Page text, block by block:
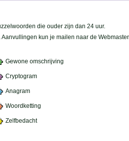
die ouder zijn dan 24 uur.
kun je mailen naar de
Gewone omschrijving
Cryptogram
Anagram
Woordketting
Zelfbedacht